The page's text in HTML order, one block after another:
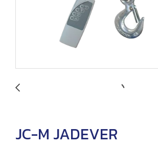
JC-M JADEVER